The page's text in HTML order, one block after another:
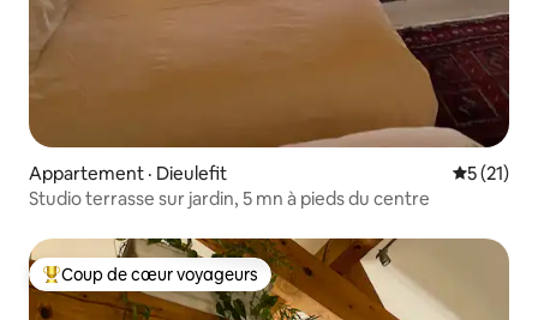
Appartement · Dieulefit Note
5 (21)
Studio terrasse sur jardin, 5 mn à pieds du centre
Coup de cœur voyageurs parmi les plus aimés
Coup de cœur voyageurs